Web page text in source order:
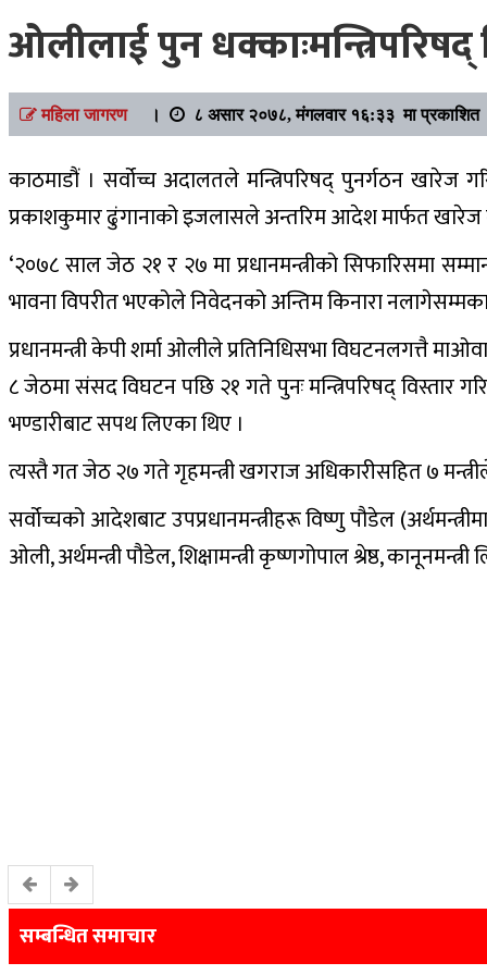
ओलीलाई पुन धक्काःमन्त्रिपरिषद्
महिला जागरण। ८ असार २०७८, मंगलवार १६:३३ मा प्रकाशित
काठमाडौं । सर्वोच्च अदालतले मन्त्रिपरिषद् पुनर्गठन खारेज
प्रकाशकुमार ढुंगानाको इजलासले अन्तरिम आदेश मार्फत खारेज
‘२०७८ साल जेठ २१ र २७ मा प्रधानमन्त्रीको सिफारिसमा
भावना विपरीत भएकोले निवेदनको अन्तिम किनारा
प्रधानमन्त्री केपी शर्मा ओलीले प्रतिनिधिसभा विघटनलगत्तै
८ जेठमा संसद विघटन पछि २१ गते पुनः मन्त्रिपरिषद् विस्तार
भण्डारीबाट सपथ लिएका थिए ।
त्यस्तै गत जेठ २७ गते गृहमन्त्री खगराज अधिकारीसहित ७
सर्वोच्चको आदेशबाट उपप्रधानमन्त्रीहरू विष्णु पौडेल
ओली, अर्थमन्त्री पौडेल, शिक्षामन्त्री कृष्णगोपाल श्रेष्ठ,
सम्बन्धित समाचार